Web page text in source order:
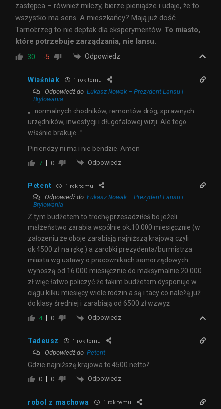
zastępca – również milczy, bierze pieniądze i udaje, że to
wszystko ma sens. A mieszkańcy? Mają już dość.
Tarnobrzeg to nie deptak dla eksperymentów. To miasto,
które potrzebuje zarządzania, nie lansu.
30 -5 Odpowiedz
Wieśniak 1 rok temu
Odpowiedź do Łukasz Nowak – Prezydent Lansu i
Brylowania
„…normalnych chodników, remontów dróg, sprawnych
urzędników, inwestycji i długofalowej wizji. Ale tego
właśnie brakuje…”
Piniendzy ni ma i nie bendzie. Amen
7 0 Odpowiedz
Petent 1 rok temu
Odpowiedź do Łukasz Nowak – Prezydent Lansu i
Brylowania
Z tym budżetem to trochę przesadziłeś bo jeżeli
małżeństwo zarabia wspólnie ok.10.000 miesięcznie (w
założeniu że oboje zarabiają najniższą krajową czyli
ok.4500 zł na rękę ) a zarobki prezydenta/burmistrza
miasta wg.ustawy o pracownikach samorządowych
wynoszą od 16.000 miesięcznie do maksymalnie 20.000
zł więc łatwo policzyć że takim budżetem dysponuje w
ciągu kilku miesięcy wiele rodzin a są i tacy co należą już
do klasy średniej i zarabiają od 6500 zł wzwyż
4 0 Odpowiedz
Tadeusz 1 rok temu
Odpowiedź do Petent
Gdzie najniższą krajowa to 4500 netto?
0 0 Odpowiedz
robol z machowa 1 rok temu